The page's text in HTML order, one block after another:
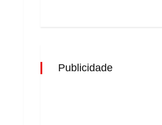
Publicidade